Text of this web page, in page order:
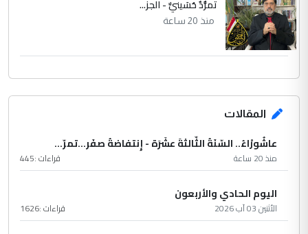
تمرُّدٌ حُسَينيٌّ - الجز...
منذ 20 ساعة
المقالات
عاشُورْاءُ.. السّنَةُ الثّالثةَ عشَرَة - إِنتفاضةُ صفَر…تمرّ...
منذ 20 ساعة قراءات :445
اليوم الحادي والأربعون
الأثنين 03 آب 2026 قراءات :1626